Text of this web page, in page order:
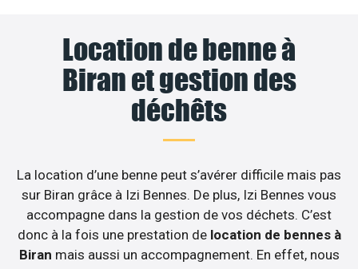
Location de benne à
Biran et gestion des
déchêts
La location d’une benne peut s’avérer difficile mais pas
sur Biran grâce à Izi Bennes. De plus, Izi Bennes vous
accompagne dans la gestion de vos déchets. C’est
donc à la fois une prestation de location de bennes à
Biran mais aussi un accompagnement. En effet, nous